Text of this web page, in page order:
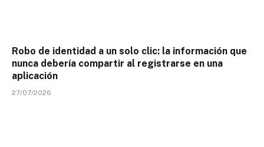
Robo de identidad a un solo clic: la información que
nunca debería compartir al registrarse en una
aplicación
27/07/2026